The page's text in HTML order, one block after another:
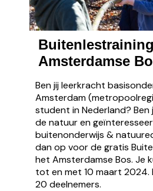
Amsterdamse
Ben jij leerkracht
Amsterdam
student in Nederland? Ben
de natuur en
buitenonderwijs &
dan op voor de gratis
het Amsterdamse Bos. Je
tot en met 10 maart 2024.
20 deelnemers.